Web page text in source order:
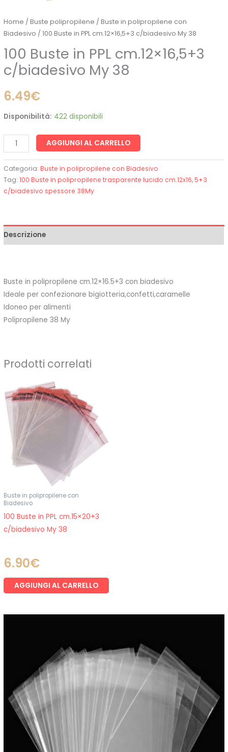
Home /Buste polipropilene /Buste in polipropilene con
Biadesivo / 100 Buste in PPL cm.12×16,5+3 c/biadesivo My 38
100 Buste in PPL cm.12×16,5+3
c/biadesivo My 38
6.49€
Disponibilità: 422 disponibili
AGGIUNGI AL CARRELLO
Categoria:Buste in polipropilene con Biadesivo
Tag:100 Buste in polipropilene trasparente lucido cm.12x16,5+3
c/biadesivo spessore 38My
Descrizione
Buste in polipropilene cm.12×16.5+3 con biadesivo
Ideale per confezionare bigiotteria,confetti,caramelle
Idoneo per alimenti
Polipropilene 38 My
Prodotti correlati
Buste in polipropilene con
Biadesivo
100 Buste in PPL cm.15×20+3
c/biadesivo My 38
6.90€
AGGIUNGI AL CARRELLO